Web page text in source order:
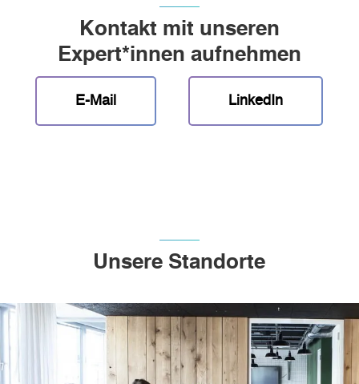
Kontakt mit unseren
Expert*innen aufnehmen
E-Mail LinkedIn
Unsere Standorte